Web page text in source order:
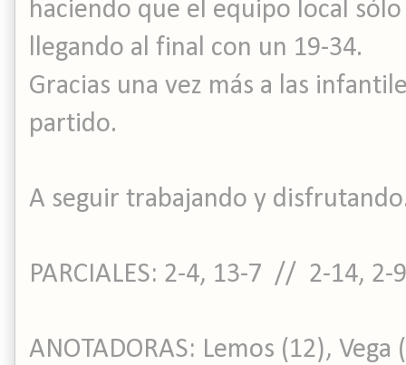
haciendo que el equipo local
llegando al final con un 19-34.
Gracias una vez más a las
partido.
A seguir trabajando y
PARCIALES: 2-4, 13-7 // 2-14, 2-9
ANOTADORAS: Lemos (12), Vega